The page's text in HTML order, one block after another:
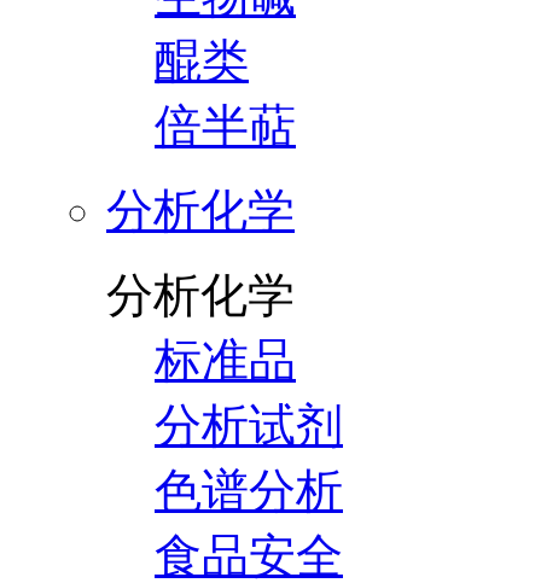
醌类
倍半萜
分析化学
分析化学
标准品
分析试剂
色谱分析
食品安全